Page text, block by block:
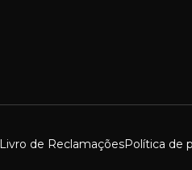
Livro de ReclamaçõesPolítica de